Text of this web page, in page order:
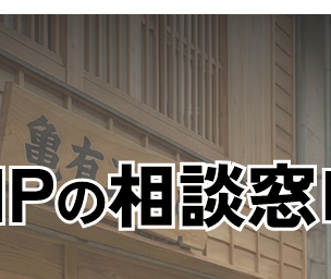
実は あたいは亀有の工務店